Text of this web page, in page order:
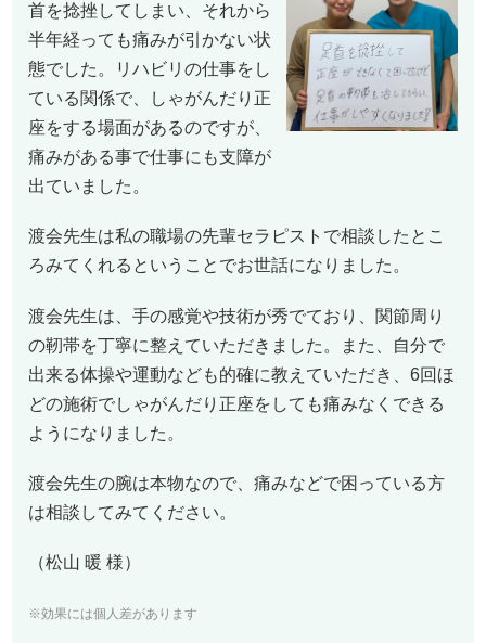
首を捻挫してしまい、それから
半年経っても痛みが引かない状
態でした。リハビリの仕事をし
ている関係で、しゃがんだり正
座をする場面があるのですが、
痛みがある事で仕事にも支障が
出ていました。
渡会先生は私の職場の先輩セラピストで相談したとこ
ろみてくれるということでお世話になりました。
渡会先生は、手の感覚や技術が秀でており、関節周り
の靭帯を丁寧に整えていただきました。また、自分で
出来る体操や運動なども的確に教えていただき、6回ほ
どの施術でしゃがんだり正座をしても痛みなくできる
ようになりました。
渡会先生の腕は本物なので、痛みなどで困っている方
は相談してみてください。
（松山 暖 様）
※効果には個人差があります